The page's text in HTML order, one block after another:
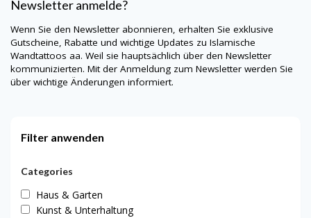
Newsletter anmelde?
Wenn Sie den Newsletter abonnieren, erhalten Sie exklusive
Gutscheine, Rabatte und wichtige Updates zu Islamische
Wandtattoos aa. Weil sie hauptsächlich über den Newsletter
kommunizierten. Mit der Anmeldung zum Newsletter werden Sie
über wichtige Änderungen informiert.
Filter anwenden
Categories
Haus & Garten
Kunst & Unterhaltung